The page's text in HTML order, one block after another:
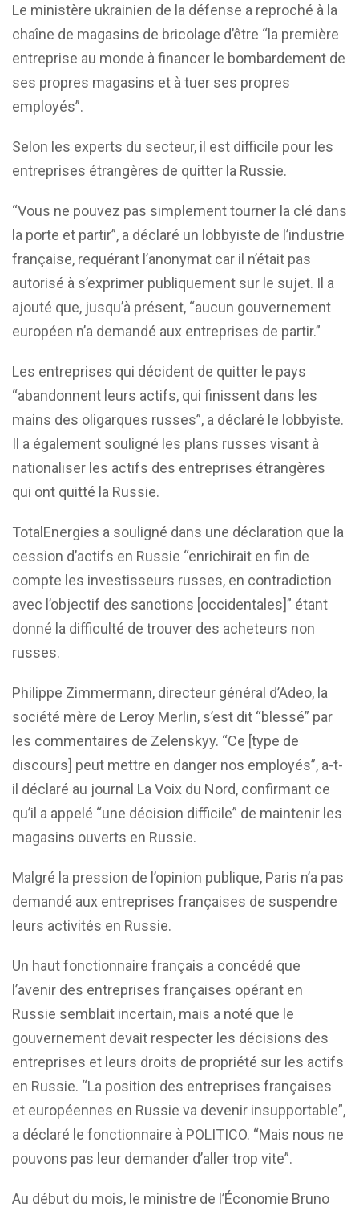
Le ministère ukrainien de la défense a reproché à la
chaîne de magasins de bricolage d’être “la première
entreprise au monde à financer le bombardement de
ses propres magasins et à tuer ses propres
employés”.
Selon les experts du secteur, il est difficile pour les
entreprises étrangères de quitter la Russie.
“Vous ne pouvez pas simplement tourner la clé dans
la porte et partir”, a déclaré un lobbyiste de l’industrie
française, requérant l’anonymat car il n’était pas
autorisé à s’exprimer publiquement sur le sujet. Il a
ajouté que, jusqu’à présent, “aucun gouvernement
européen n’a demandé aux entreprises de partir.”
Les entreprises qui décident de quitter le pays
“abandonnent leurs actifs, qui finissent dans les
mains des oligarques russes”, a déclaré le lobbyiste.
Il a également souligné les plans russes visant à
nationaliser les actifs des entreprises étrangères
qui ont quitté la Russie.
TotalEnergies a souligné dans une déclaration que la
cession d’actifs en Russie “enrichirait en fin de
compte les investisseurs russes, en contradiction
avec l’objectif des sanctions [occidentales]” étant
donné la difficulté de trouver des acheteurs non
russes.
Philippe Zimmermann, directeur général d’Adeo, la
société mère de Leroy Merlin, s’est dit “blessé” par
les commentaires de Zelenskyy. “Ce [type de
discours] peut mettre en danger nos employés”, a-t-
il déclaré au journal La Voix du Nord, confirmant ce
qu’il a appelé “une décision difficile” de maintenir les
magasins ouverts en Russie.
Malgré la pression de l’opinion publique, Paris n’a pas
demandé aux entreprises françaises de suspendre
leurs activités en Russie.
Un haut fonctionnaire français a concédé que
l’avenir des entreprises françaises opérant en
Russie semblait incertain, mais a noté que le
gouvernement devait respecter les décisions des
entreprises et leurs droits de propriété sur les actifs
en Russie. “La position des entreprises françaises
et européennes en Russie va devenir insupportable”,
a déclaré le fonctionnaire à POLITICO. “Mais nous ne
pouvons pas leur demander d’aller trop vite”.
Au début du mois, le ministre de l’Économie Bruno